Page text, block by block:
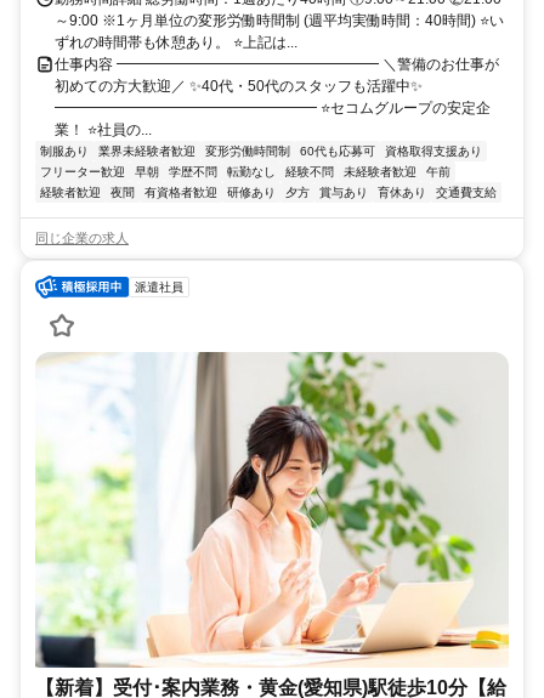
～9:00 ※1ヶ月単位の変形労働時間制 (週平均実働時間：40時間) ⭐い
ずれの時間帯も休憩あり。 ⭐上記は...
仕事内容 ━━━━━━━━━━━━━━━━━━ ＼警備のお仕事が
初めての方大歓迎／ ✨40代・50代のスタッフも活躍中✨
━━━━━━━━━━━━━━━━━━ ⭐セコムグループの安定企
業！ ⭐社員の...
制服あり 業界未経験者歓迎 変形労働時間制 60代も応募可
資格取得支援あり
フリーター歓迎
早朝 学歴不問 転勤なし 経験不問 未経験者歓迎
午前
経験者歓迎
夜間 有資格者歓迎 研修あり 夕方 賞与あり 育休あり 交通費支給
同じ企業の求人
派遣社員
【新着】受付･案内業務・黄金(愛知県)駅徒歩10分【給